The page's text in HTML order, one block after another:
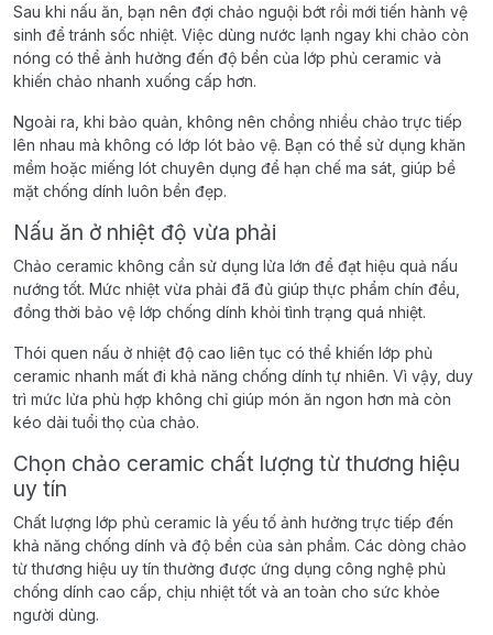
Sau khi nấu ăn, bạn nên đợi chảo nguội bớt rồi mới tiến hành vệ
sinh để tránh sốc nhiệt. Việc dùng nước lạnh ngay khi chảo còn
nóng có thể ảnh hưởng đến độ bền của lớp phủ ceramic và
khiến chảo nhanh xuống cấp hơn.
Ngoài ra, khi bảo quản, không nên chồng nhiều chảo trực tiếp
lên nhau mà không có lớp lót bảo vệ. Bạn có thể sử dụng khăn
mềm hoặc miếng lót chuyên dụng để hạn chế ma sát, giúp bề
mặt chống dính luôn bền đẹp.
Nấu ăn ở nhiệt độ vừa phải
Chảo ceramic không cần sử dụng lửa lớn để đạt hiệu quả nấu
nướng tốt. Mức nhiệt vừa phải đã đủ giúp thực phẩm chín đều,
đồng thời bảo vệ lớp chống dính khỏi tình trạng quá nhiệt.
Thói quen nấu ở nhiệt độ cao liên tục có thể khiến lớp phủ
ceramic nhanh mất đi khả năng chống dính tự nhiên. Vì vậy, duy
trì mức lửa phù hợp không chỉ giúp món ăn ngon hơn mà còn
kéo dài tuổi thọ của chảo.
Chọn chảo ceramic chất lượng từ thương hiệu
uy tín
Chất lượng lớp phủ ceramic là yếu tố ảnh hưởng trực tiếp đến
khả năng chống dính và độ bền của sản phẩm. Các dòng chảo
từ thương hiệu uy tín thường được ứng dụng công nghệ phủ
chống dính cao cấp, chịu nhiệt tốt và an toàn cho sức khỏe
người dùng.